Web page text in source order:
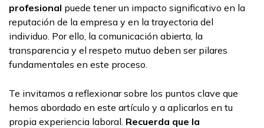
profesional puede tener un impacto significativo en la
reputación de la empresa y en la trayectoria del
individuo. Por ello, la comunicación abierta, la
transparencia y el respeto mutuo deben ser pilares
fundamentales en este proceso.
Te invitamos a reflexionar sobre los puntos clave que
hemos abordado en este artículo y a aplicarlos en tu
propia experiencia laboral. Recuerda que la